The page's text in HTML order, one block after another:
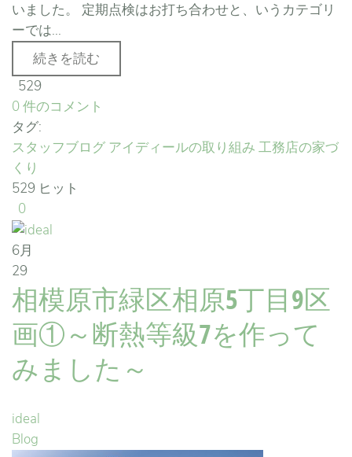
いました。 定期点検はお打ち合わせと、いうカテゴリ
ーでは...
続きを読む
529
0 件のコメント
タグ:
スタッフブログ アイディールの取り組み 工務店の家づ
くり
529 ヒット
0
6月
29
相模原市緑区相原5丁目9区
画①～断熱等級7を作って
みました～
ideal
Blog